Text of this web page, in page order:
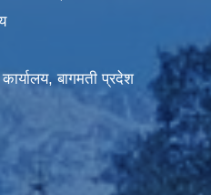
बागमती प्रदेश